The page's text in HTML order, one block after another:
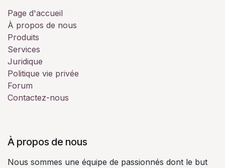
Page d'accueil
À propos de nous
Produits
Services
Juridique
Politique vie privée
Forum
Contactez-nous
À propos de nous
Nous sommes une équipe de passionnés dont le but